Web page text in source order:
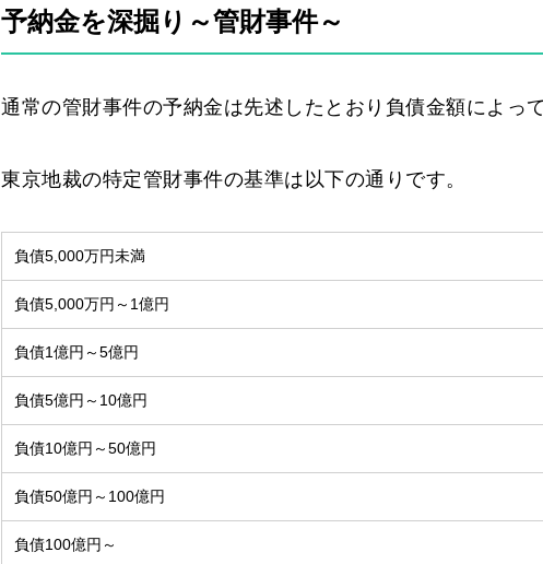
予納金を深掘り～管財事件～
通常の管財事件の予納金は先述したとおり負債金額によっ
東京地裁の特定管財事件の基準は以下の通りです。
負債5,000万円未満
負債5,000万円～1億円
負債1億円～5億円
負債5億円～10億円
負債10億円～50億円
負債50億円～100億円
負債100億円～